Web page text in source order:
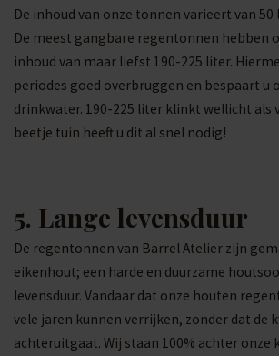
De inhoud van onze tonnen varieert van
De meest gangbare regentonnen hebben
inhoud van maar liefst 190-225 liter.
periodes goed overbruggen en bespaart u
drinkwater. 190-225 liter klinkt wellicht als
beetje tuin heeft u dit al snel nodig!
5. Lange levensduur
De regentonnen van Barrel Atelier zijn
eikenhout; een harde en duurzame
levensduur. Vandaar dat onze houten
vele jaren kunnen verrijken, zonder dat de
achteruitgaat. Wij staan 100% achter onze